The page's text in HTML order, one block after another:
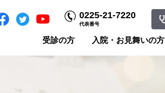
0225-21-7220
代表番号
受診の方 入院・お見舞いの方